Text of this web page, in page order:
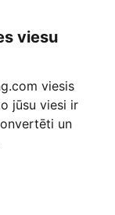
viesu
viesis
jūsu viesi ir
un